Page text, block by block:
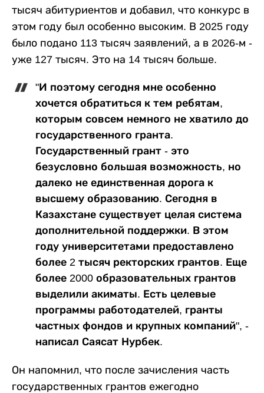
тысяч абитуриентов и добавил, что конкурс в
этом году был особенно высоким. В 2025 году
было подано 113 тысяч заявлений, а в 2026-м -
уже 127 тысяч. Это на 14 тысяч больше.
"И поэтому сегодня мне особенно
хочется обратиться к тем ребятам,
которым совсем немного не хватило до
государственного гранта.
Государственный грант - это
безусловно большая возможность, но
далеко не единственная дорога к
высшему образованию. Сегодня в
Казахстане существует целая система
дополнительной поддержки. В этом
году университетами предоставлено
более 2 тысяч ректорских грантов. Еще
более 2000 образовательных грантов
выделили акиматы. Есть целевые
программы работодателей, гранты
частных фондов и крупных компаний", -
написал Саясат Нурбек.
Он напомнил, что после зачисления часть
государственных грантов ежегодно